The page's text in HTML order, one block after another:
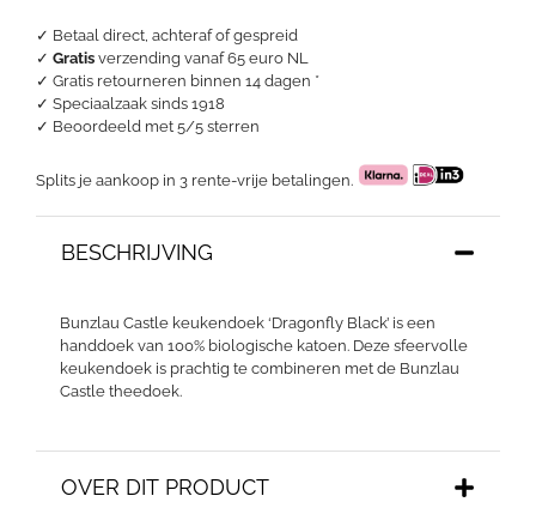
✓ Betaal direct, achteraf of gespreid
✓ Gratis verzending vanaf 65 euro NL
✓ Gratis retourneren binnen 14 dagen *
✓ Speciaalzaak sinds 1918
✓ Beoordeeld met 5/5 sterren
Splits je aankoop in 3 rente-vrije betalingen.
BESCHRIJVING
Bunzlau Castle keukendoek ‘Dragonfly Black’ is een
handdoek van 100% biologische katoen. Deze sfeervolle
keukendoek is prachtig te combineren met de Bunzlau
Castle theedoek.
OVER DIT PRODUCT